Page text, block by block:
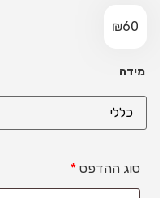
₪60
מידה
סוג ההדפס *